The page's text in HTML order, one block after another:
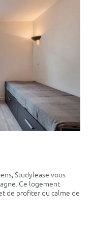
Studylease vous
Ce logement
de profiter du calme de